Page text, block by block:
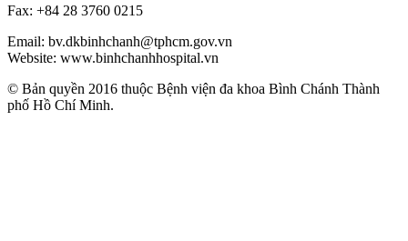
Fax: +84 28 3760 0215
Email: bv.dkbinhchanh@tphcm.gov.vn
Website: www.binhchanhhospital.vn
© Bản quyền 2016 thuộc Bệnh viện đa khoa Bình Chánh Thành
phố Hồ Chí Minh.